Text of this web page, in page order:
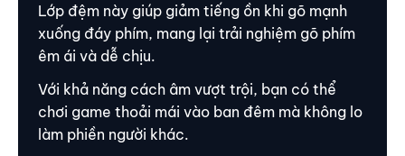
Lớp đệm này giúp giảm tiếng ồn khi gõ mạnh
xuống đáy phím, mang lại trải nghiệm gõ phím
êm ái và dễ chịu.
Với khả năng cách âm vượt trội, bạn có thể
chơi game thoải mái vào ban đêm mà không lo
làm phiền người khác.